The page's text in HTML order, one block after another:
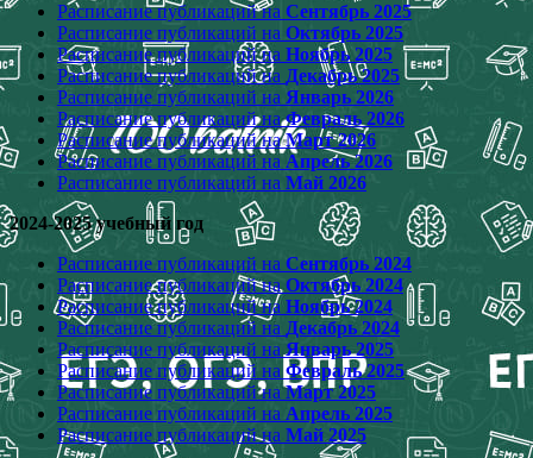
Расписание публикаций на Сентябрь 2025
Расписание публикаций на Октябрь 2025
Расписание публикаций на Ноябрь 2025
Расписание публикаций на Декабрь 2025
Расписание публикаций на Январь 2026
Расписание публикаций наФевраль 2026
Расписание публикаций наМарт 2026
Расписание публикаций на Апрель 2026
Расписание публикаций на Май 2026
2024-2025 учебный год
Расписание публикаций на Сентябрь 2024
Расписание публикаций наОктябрь 2024
Расписание публикаций на Ноябрь 2024
Расписание публикаций на Декабрь 2024
Расписание публикаций наЯнварь 2025
Расписание публикаций на Февраль 2025
Расписание публикаций наМарт 2025
Расписание публикаций на Апрель 2025
Расписание публикаций на Май 2025